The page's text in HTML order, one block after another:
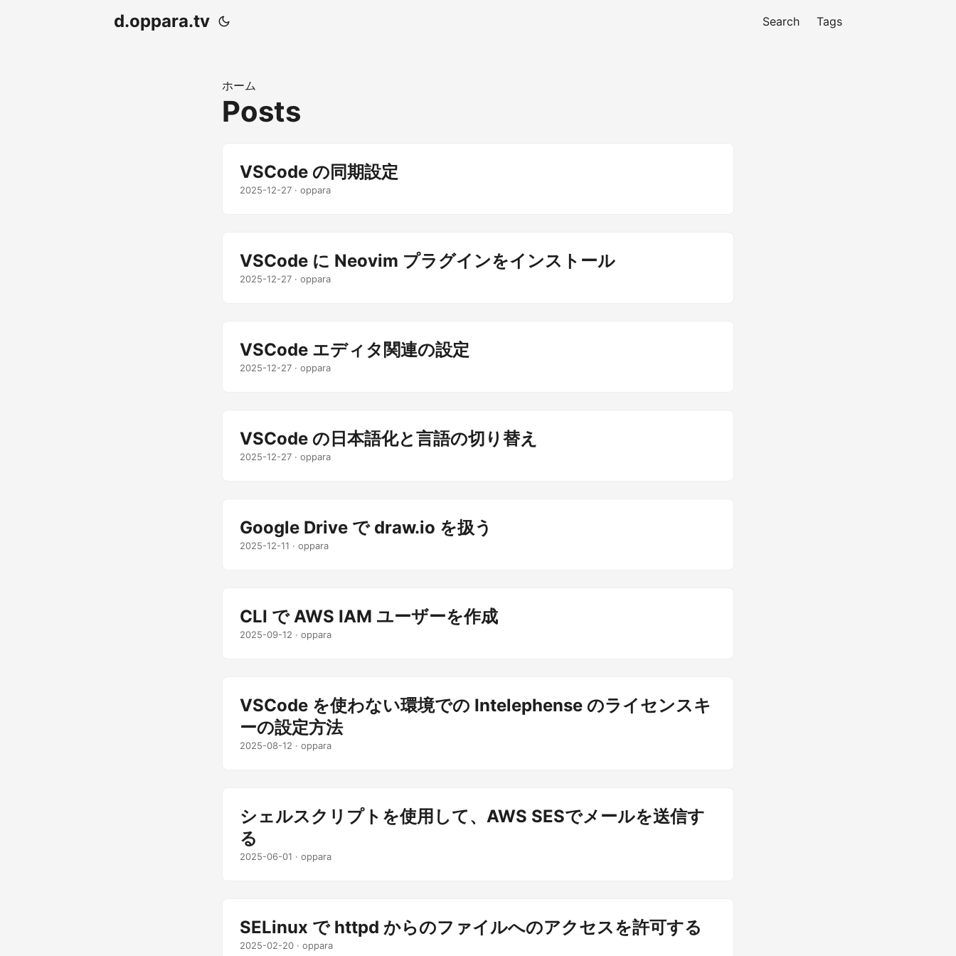
d.oppara.tv Search Tags
ホーム
Posts
VSCode の同期設定
2025-12-27 · oppara
VSCode に Neovim プラグインをインストール
2025-12-27 · oppara
VSCode エディタ関連の設定
2025-12-27 · oppara
VSCode の日本語化と言語の切り替え
2025-12-27 · oppara
Google Drive で draw.io を扱う
2025-12-11 · oppara
CLI で AWS IAM ユーザーを作成
2025-09-12 · oppara
VSCode を使わない環境での Intelephense のライセンスキ
ーの設定方法
2025-08-12 · oppara
シェルスクリプトを使用して、AWS SESでメールを送信す
る
2025-06-01 · oppara
SELinux で httpd からのファイルへのアクセスを許可する
2025-02-20 · oppara